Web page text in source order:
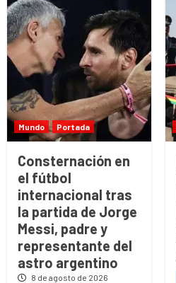
Mundo Portada
Consternación en
el fútbol
internacional tras
la partida de Jorge
Messi, padre y
representante del
astro argentino
8 de agosto de 2026